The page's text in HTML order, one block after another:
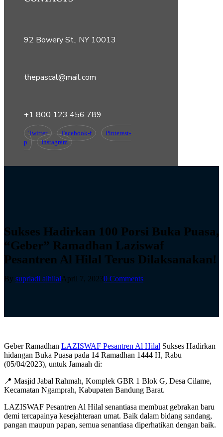
92 Bowery St., NY 10013
thepascal@mail.com
+1 800 123 456 789
Twitter Facebook-f
Pinterest-
p
Instagram
Sukses Hadirkan 100 Porsi Buka Puasa,
“Geber” Ramadhan Laziswaf
Pesantren Al Hilal Terus Dilaksanakan!
By supriadi alhilalApril 7, 20230 Comments
Geber Ramadhan LAZISWAF Pesantren Al Hilal Sukses Hadirkan
hidangan Buka Puasa pada 14 Ramadhan 1444 H, Rabu
(05/04/2023), untuk Jamaah di:
📍 Masjid Jabal Rahmah, Komplek GBR 1 Blok G, Desa Cilame,
Kecamatan Ngamprah, Kabupaten Bandung Barat.
LAZISWAF Pesantren Al Hilal senantiasa membuat gebrakan baru
demi tercapainya kesejahteraan umat. Baik dalam bidang sandang,
pangan maupun papan, semua senantiasa diperhatikan dengan baik.